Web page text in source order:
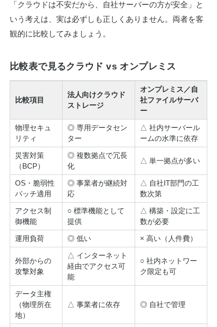
「クラウドは不安だから、自社サーバーの方が安全」と
いう考えは、実は必ずしも正しくありません。両者を客
観的に比較してみましょう。
比較表で見るクラウド vs オンプレミス
比較項目
法人向けクラウド
ストレージ
オンプレミス／自
社ファイルサーバ
ー
物理セキュ
リティ
◎ 専用データセン
ター
△ 社内サーバール
ームの水準に依存
災害対策
（BCP）
◎ 複数拠点で冗長
化
△ 単一拠点が多い
OS・脆弱性
パッチ適用
◎ 事業者が継続対
応
△ 自社IT部門の工
数次第
アクセス制
御機能
○ 標準機能として
提供
△ 構築・設定に工
数が必要
運用負荷 ◎ 低い × 高い（人件費）
外部からの
攻撃対象
△ インターネット
経由でアクセス可
能
○ 社内ネットワー
ク限定も可
データ主権
（物理所在
地）
△ 事業者に依存 ◎ 自社で管理